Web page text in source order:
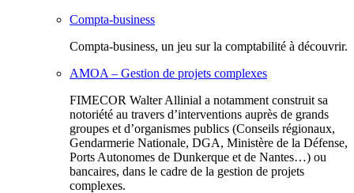
Compta-business
Compta-business, un jeu sur la comptabilité à découvrir.
AMOA – Gestion de projets complexes
FIMECOR Walter Allinial a notamment construit sa
notoriété au travers d’interventions auprès de grands
groupes et d’organismes publics (Conseils régionaux,
Gendarmerie Nationale, DGA, Ministère de la Défense,
Ports Autonomes de Dunkerque et de Nantes…) ou
bancaires, dans le cadre de la gestion de projets
complexes.